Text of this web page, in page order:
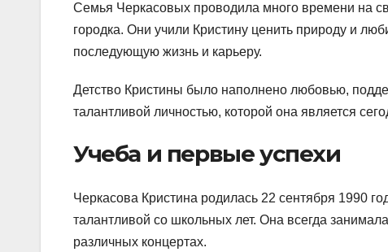
Семья Черкасовых проводила много времени на
городка. Они учили Кристину ценить природу и
последующую жизнь и карьеру.
Детство Кристины было наполнено любовью,
талантливой личностью, которой она является
Учеба и первые успехи
Черкасова Кристина родилась 22 сентября 1990
талантливой со школьных лет. Она всегда
различных концертах.